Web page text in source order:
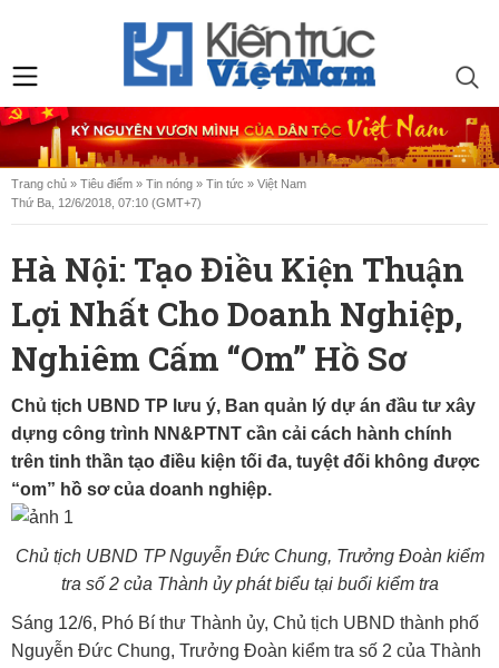
Trang chủ » Tiêu điểm » Tin nóng » Tin tức » Việt Nam
Thứ Ba, 12/6/2018, 07:10 (GMT+7)
Hà Nội: Tạo Điều Kiện Thuận
Lợi Nhất Cho Doanh Nghiệp,
Nghiêm Cấm “om” Hồ Sơ
Chủ tịch UBND TP lưu ý, Ban quản lý dự án đầu tư xây
dựng công trình NN&PTNT cần cải cách hành chính
trên tinh thần tạo điều kiện tối đa, tuyệt đối không được
“om” hồ sơ của doanh nghiệp.
Chủ tịch UBND TP Nguyễn Đức Chung, Trưởng Đoàn kiểm
tra số 2 của Thành ủy phát biểu tại buổi kiểm tra
Sáng 12/6, Phó Bí thư Thành ủy, Chủ tịch UBND thành phố
Nguyễn Đức Chung, Trưởng Đoàn kiểm tra số 2 của Thành